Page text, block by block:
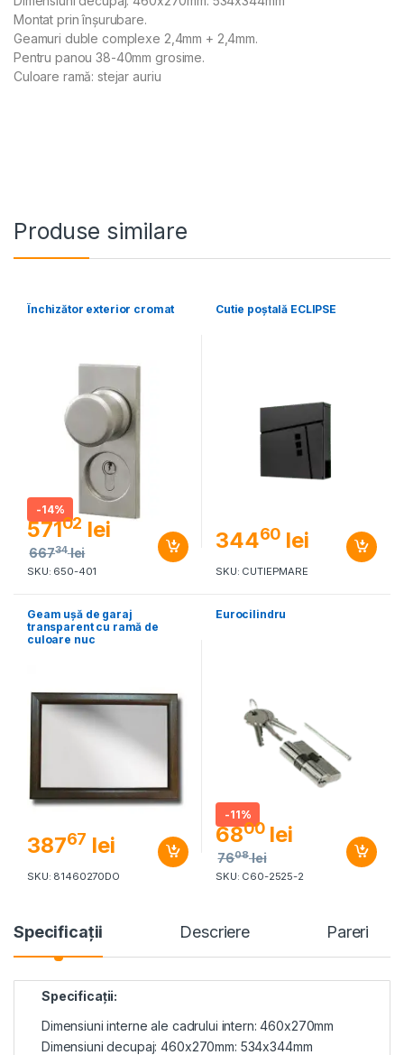
Montat prin înșurubare.
Geamuri duble complexe 2,4mm + 2,4mm.
Pentru panou 38-40mm grosime.
Culoare ramă: stejar auriu
Produse similare
Închizător exterior cromat
-14%
57102 lei
66734 lei
SKU: 650-401
Cutie poștală ECLIPSE
34460 lei
SKU: CUTIEPMARE
Geam ușă de garaj
transparent cu ramă de
culoare nuc
38767 lei
SKU: 81460270DO
Eurocilindru
-11%
6800 lei
7608 lei
SKU: C60-2525-2
Specificaţii Descriere Pareri
Specificații:
Dimensiuni interne ale cadrului intern: 460x270mm
Dimensiuni decupaj: 460x270mm: 534x344mm